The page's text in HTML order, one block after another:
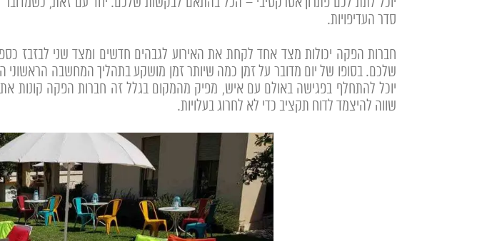
סדר העדיפויות.
חברות הפקה יכולות מצד אחד לקחת את האירוע לגבהים חדשים ומצד שני לבזבז
שלכם. בסופו של יום מדובר על זמן כמה שיותר זמן מושקע בתהליך המחשבה הראשוני
יוכל להתחלף בפגישה באולם עם איש, מפיק מהמקום בגלל זה חברות הפקה קונות את
שווה להיצמד לדוח תקציב כדי לא לחרוג בעלויות.